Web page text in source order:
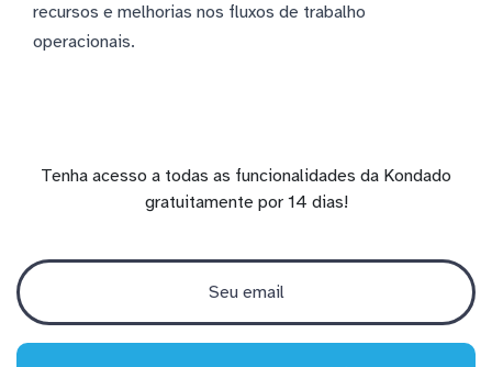
recursos e melhorias nos fluxos de trabalho
operacionais.
Tenha acesso a todas as funcionalidades da Kondado
gratuitamente por 14 dias!